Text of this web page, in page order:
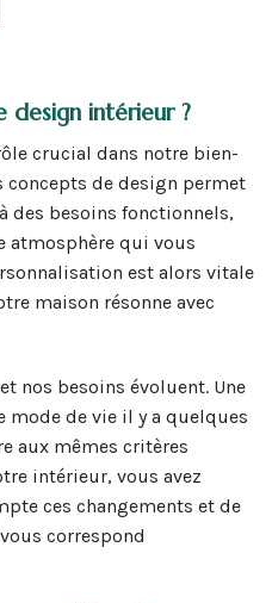
design intérieur ?
crucial dans notre bien-
concepts de design permet
des besoins fonctionnels,
atmosphère qui vous
est alors vitale
maison résonne avec
nos besoins évoluent. Une
mode de vie il y a quelques
aux mêmes critères
intérieur, vous avez
ces changements et de
correspond